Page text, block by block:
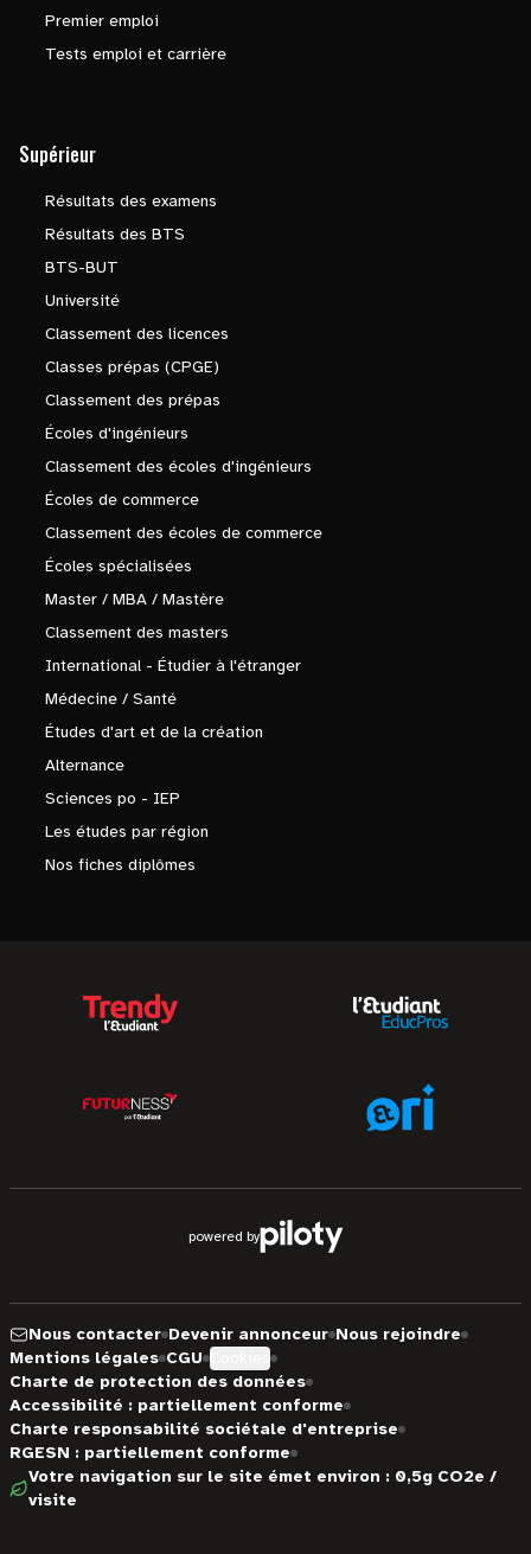
Premier emploi
Tests emploi et carrière
Supérieur
Résultats des examens
Résultats des BTS
BTS-BUT
Université
Classement des licences
Classes prépas (CPGE)
Classement des prépas
Écoles d'ingénieurs
Classement des écoles d'ingénieurs
Écoles de commerce
Classement des écoles de commerce
Écoles spécialisées
Master / MBA / Mastère
Classement des masters
International - Étudier à l'étranger
Médecine / Santé
Études d'art et de la création
Alternance
Sciences po - IEP
Les études par région
Nos fiches diplômes
powered by
Nous contacter Devenir annonceur Nous rejoindre
Mentions légales CGU
Charte de protection des données
Accessibilité : partiellement conforme
Charte responsabilité sociétale d'entreprise
RGESN : partiellement conforme
Votre navigation sur le site émet environ : 0,5g CO2e /
visite